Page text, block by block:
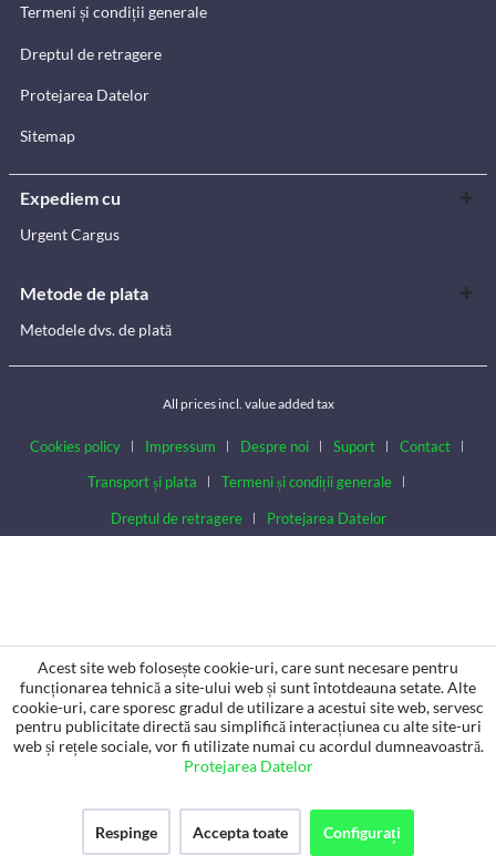
Termeni și condiții generale
Dreptul de retragere
Protejarea Datelor
Sitemap
Expediem cu
Urgent Cargus
Metode de plata
Metodele dvs. de plată
All prices incl. value added tax
Cookies policy Impressum Despre noi Suport
Contact
Transport și plata
Termeni și condiții generale
Dreptul de retragere Protejarea Datelor
Acest site web folosește cookie-uri, care sunt necesare pentru
funcționarea tehnică a site-ului web și sunt întotdeauna setate. Alte
cookie-uri, care sporesc gradul de utilizare a acestui site web, servesc
pentru publicitate directă sau simplifică interacțiunea cu alte site-uri
web și rețele sociale, vor fi utilizate numai cu acordul dumneavoastră.
Protejarea Datelor
Respinge Accepta toate Configurați